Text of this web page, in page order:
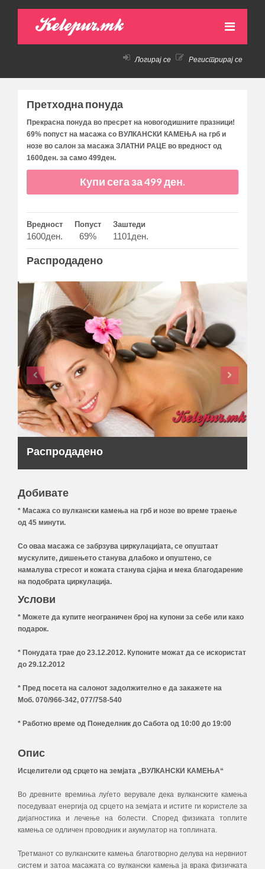
Kelepur.mk
КАКО ДА КУПАМ!
Логирај се Регистрирај се
Претходна понуда
Прекрасна понуда во пресрет на новогодишните празници!
69% попуст на масажа со ВУЛКАНСКИ КАМЕЊА на грб и
нозе во салон за масажа ЗЛАТНИ РАЦЕ во вредност од
1600ден. за само 499ден.
Купи сега за 499 ден.
Вредност
1600ден.
Попуст
69%
Заштеди
1101ден.
Распродадено
Распродадено
Добивате
* Масажа со вулкански камења на грб и нозе во време траење
од 45 минути.
Со оваа масажа се забрзува циркулацијата, се опуштаат
мускулите, дишењето станува длабоко и опуштено, се
намалува стресот и кожата станува сјајна и мека благодарение
на подобрата циркулација.
Услови
* Можете да купите неограничен број на купони за себе или како
подарок.
* Понудата трае до 23.12.2012. Купоните можат да се искористат
до 29.12.2012
* Пред посета на салонот задолжително е да закажете на
Моб. 070/966-342, 077/758-540
* Работно време од Понеделник до Сабота од 10:00 до 19:00
Опис
Исцелители од срцето на земјата „ВУЛКАНСКИ КАМЕЊА“
Во древните времиња луѓето верувале дека вулканските камења
поседуваат енергија од срцето на земјата и истите ги користеле за
дијагностика и лечење на болести. Според физиката топлите
камења се одличен проводник и акумулатор на топлината.
Третманот со вулканските камења благотворно делува на нервниот
систем и затоа масажата со вулкански камења ја врака физичката